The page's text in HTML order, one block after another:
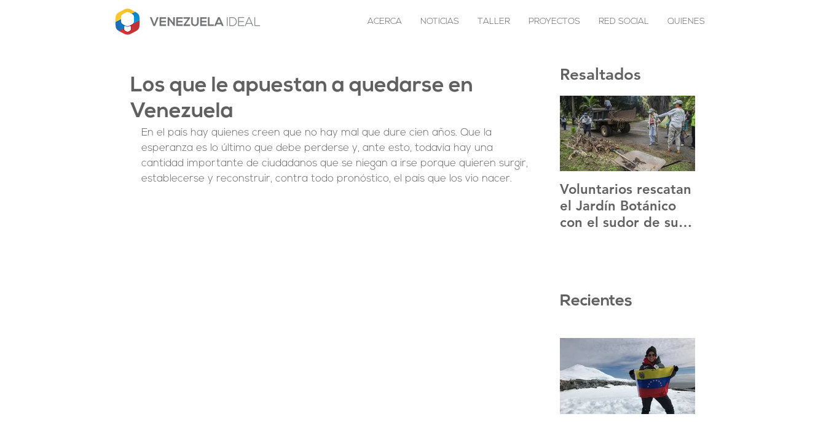
ACERCA NOTICIAS TALLER PROYECTOS RED SOCIAL QUIENES
Los que le apuestan a quedarse en
Venezuela
En el país hay quienes creen que no hay mal que dure cien años. Que la
esperanza es lo último que debe perderse y, ante esto, todavía hay una
cantidad importante de ciudadanos que se niegan a irse porque quieren surgir,
establecerse y reconstruir, contra todo pronóstico, el país que los vio nacer.
Resaltados
Voluntarios rescatan
el Jardín Botánico
con el sudor de su
Recientes